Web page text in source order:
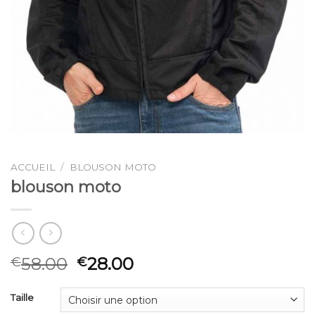
ACCUEIL / BLOUSON MOTO
blouson moto
€58.00 €28.00
Taille